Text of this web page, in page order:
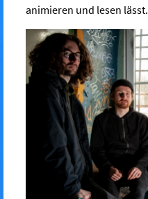
animieren und lesen lässt.